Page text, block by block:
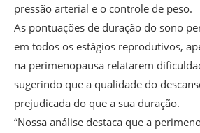
pressão arterial e o controle de peso.
As pontuações de duração do sono
em todos os estágios reprodutivos,
na perimenopausa relatarem
sugerindo que a qualidade do
prejudicada do que a sua duração.
“Nossa análise destaca que a